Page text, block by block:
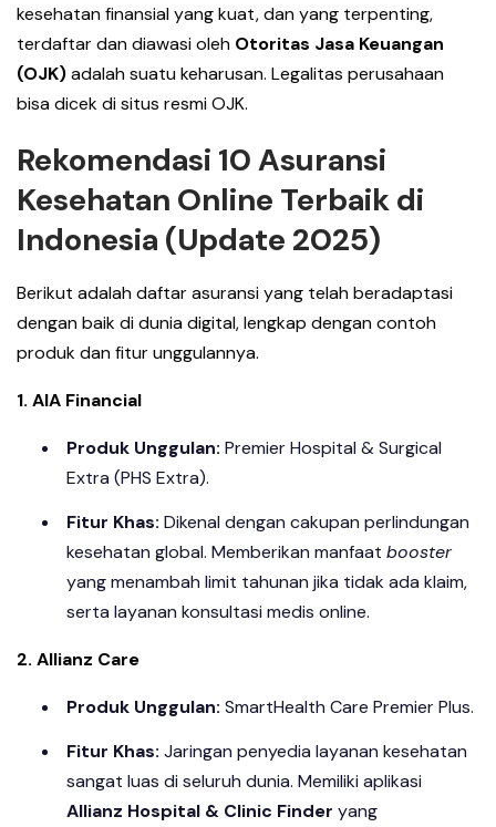
kesehatan finansial yang kuat, dan yang terpenting,
terdaftar dan diawasi oleh Otoritas Jasa Keuangan
(OJK)adalah suatu keharusan. Legalitas perusahaan
bisa dicek di situs resmi OJK.
Rekomendasi 10 Asuransi
Kesehatan Online Terbaik di
Indonesia (Update 2025)
Berikut adalah daftar asuransi yang telah beradaptasi
dengan baik di dunia digital, lengkap dengan contoh
produk dan fitur unggulannya.
1. AIA Financial
Produk Unggulan: Premier Hospital & Surgical
Extra (PHS Extra).
Fitur Khas: Dikenal dengan cakupan perlindungan
kesehatan global. Memberikan manfaat booster
yang menambah limit tahunan jika tidak ada klaim,
serta layanan konsultasi medis online.
2. Allianz Care
Produk Unggulan: SmartHealth Care Premier Plus.
Fitur Khas: Jaringan penyedia layanan kesehatan
sangat luas di seluruh dunia. Memiliki aplikasi
Allianz Hospital & Clinic Finder yang